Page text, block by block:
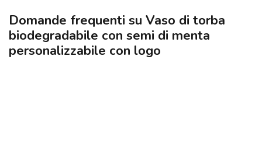
Domande frequenti su Vaso di torba
biodegradabile con semi di menta
personalizzabile con logo